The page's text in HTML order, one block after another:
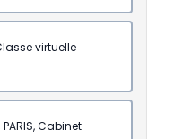
03/27 de 09:00 à 17:00 - Classe virtuelle